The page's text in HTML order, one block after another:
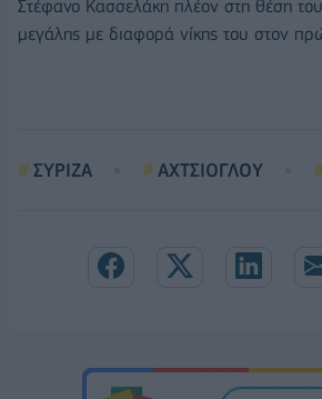
Στέφανο Κασσελάκη πλέον στη θέση
μεγάλης με διαφορά νίκης του στον
ΣΥΡΙΖΑ ΑΧΤΣΙΟΓΛΟΥ